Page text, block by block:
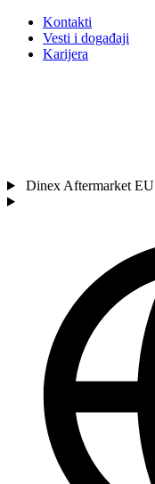
Kontakti
Vesti i događaji
Karijera
Dinex Aftermarket EU